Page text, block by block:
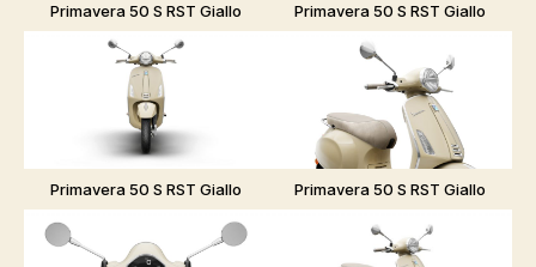
Primavera 50 S RST Giallo Primavera 50 S RST Giallo
Primavera 50 S RST Giallo Primavera 50 S RST Giallo